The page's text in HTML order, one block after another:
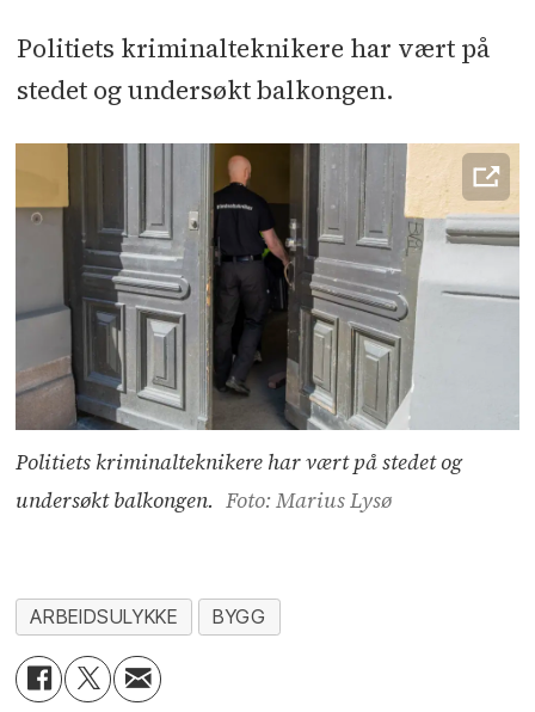
Politiets kriminalteknikere har vært på
stedet og undersøkt balkongen.
Politiets kriminalteknikere har vært på stedet og
undersøkt balkongen. Foto: Marius Lysø
ARBEIDSULYKKE BYGG